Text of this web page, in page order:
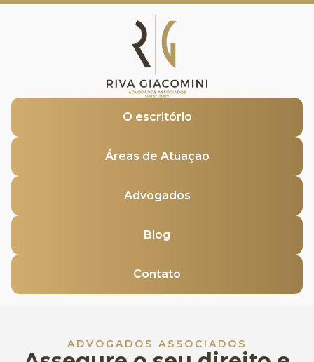
O escritório
Áreas de Atuação
Advogados
Blog
Contato
ADVOGADOS ASSOCIADOS